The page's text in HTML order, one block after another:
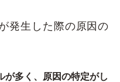
発生した際の原因の
が多く、原因の特定がし